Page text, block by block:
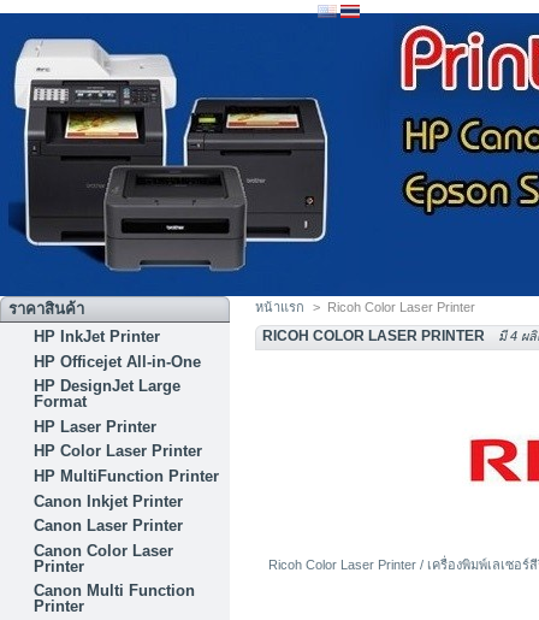
ราคาสินค้า
HP InkJet Printer
HP Officejet All-in-One
HP DesignJet Large
Format
HP Laser Printer
HP Color Laser Printer
HP MultiFunction Printer
Canon Inkjet Printer
Canon Laser Printer
Canon Color Laser
Printer
Canon Multi Function
Printer
หน้าแรก > Ricoh Color Laser Printer
RICOH COLOR LASER PRINTER มี 4 ผ
Ricoh Color Laser Printer / เครื่องพิมพ์เลเซอร์